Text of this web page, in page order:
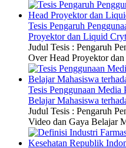
Tesis Pengaruh
Proyektor dan Liquid
Judul Tesis : Pengaruh
Over Head Proyektor
Tesis Penggunaan Media
Belajar Mahasiswa
Judul Tesis : Pengaruh
Video dan Gaya Belajar